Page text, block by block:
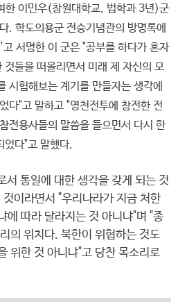
한 이민우(창원대학교, 법학과 3년)군
. 학도의용군 전승기념관의 방명록에
서명한 이 군은 "공부를 하다가 혼자
들을 떠올리면서 미래 제 자신의 모
시험해보는 계기를 만들자는 생각에
다"고 말하고 "영천전투에 참전한 전
전용사들의 말씀을 들으면서 다시 한
었다"고 말했다.
서 통일에 대한 생각을 갖게 되는 것
이라면서 "우리나라가 지금 처한
에 따라 달라지는 것 아니냐"며 "종
의 위치다. 북한이 위협하는 것도
위한 것 아니냐"고 당찬 목소리로